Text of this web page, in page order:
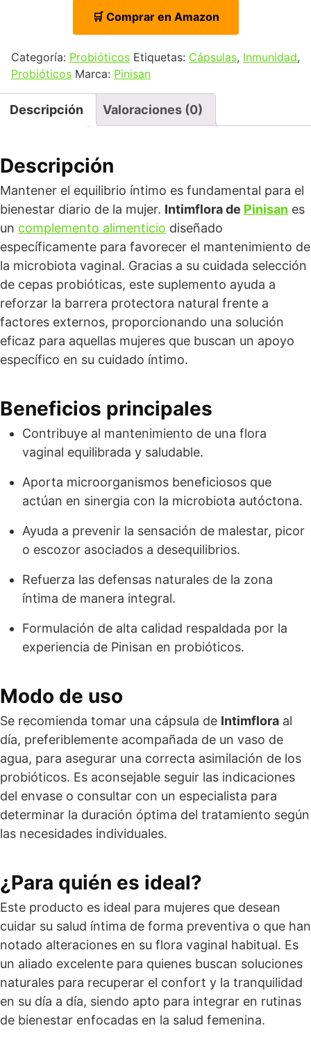
🛒 Comprar en Amazon
Categoría: Probióticos Etiquetas: Cápsulas, Inmunidad,
Probióticos Marca: Pinisan
Descripción Valoraciones (0)
Descripción
Mantener el equilibrio íntimo es fundamental para el
bienestar diario de la mujer. Intimflora de Pinisan es
un complemento alimenticio diseñado
específicamente para favorecer el mantenimiento de
la microbiota vaginal. Gracias a su cuidada selección
de cepas probióticas, este suplemento ayuda a
reforzar la barrera protectora natural frente a
factores externos, proporcionando una solución
eficaz para aquellas mujeres que buscan un apoyo
específico en su cuidado íntimo.
Beneficios principales
Contribuye al mantenimiento de una flora
vaginal equilibrada y saludable.
Aporta microorganismos beneficiosos que
actúan en sinergia con la microbiota autóctona.
Ayuda a prevenir la sensación de malestar, picor
o escozor asociados a desequilibrios.
Refuerza las defensas naturales de la zona
íntima de manera integral.
Formulación de alta calidad respaldada por la
experiencia de Pinisan en probióticos.
Modo de uso
Se recomienda tomar una cápsula de Intimflora al
día, preferiblemente acompañada de un vaso de
agua, para asegurar una correcta asimilación de los
probióticos. Es aconsejable seguir las indicaciones
del envase o consultar con un especialista para
determinar la duración óptima del tratamiento según
las necesidades individuales.
¿Para quién es ideal?
Este producto es ideal para mujeres que desean
cuidar su salud íntima de forma preventiva o que han
notado alteraciones en su flora vaginal habitual. Es
un aliado excelente para quienes buscan soluciones
naturales para recuperar el confort y la tranquilidad
en su día a día, siendo apto para integrar en rutinas
de bienestar enfocadas en la salud femenina.